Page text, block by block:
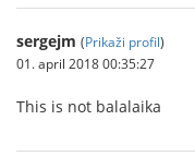
sergejm (Prikaži profil)
01. april 2018 00:35:27
This is not balalaika